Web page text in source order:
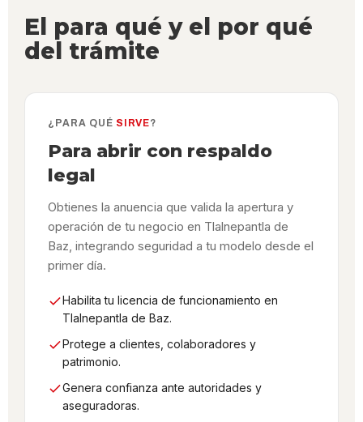
El para qué y el por qué
del trámite
¿PARA QUÉ SIRVE?
Para abrir con respaldo
legal
Obtienes la anuencia que valida la apertura y
operación de tu negocio en Tlalnepantla de
Baz, integrando seguridad a tu modelo desde el
primer día.
Habilita tu licencia de funcionamiento en
Tlalnepantla de Baz.
Protege a clientes, colaboradores y
patrimonio.
Genera confianza ante autoridades y
aseguradoras.